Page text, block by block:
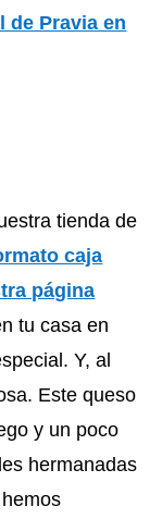
de Pravia en
tienda de
caja
página
tu casa en
Y, al
Este queso
y un poco
hermanadas